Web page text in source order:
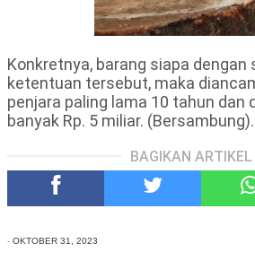
Konkretnya, barang siapa dengan
ketentuan tersebut, maka
penjara paling lama 10 tahun dan
banyak Rp. 5 miliar.
BAGIKAN ARTIKEL
- OKTOBER 31, 2023